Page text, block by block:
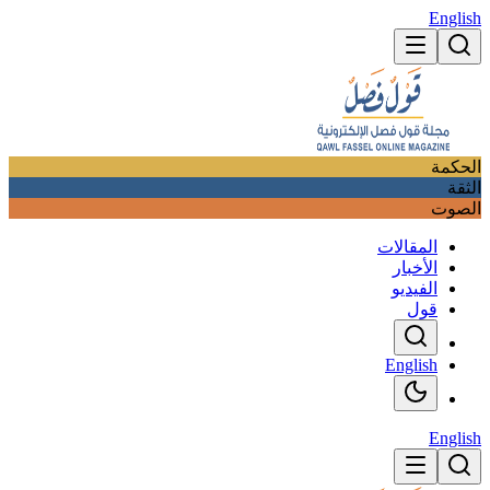
English
الحكمة
الثقة
الصوت
المقالات
الأخبار
الفيديو
قول
English
English